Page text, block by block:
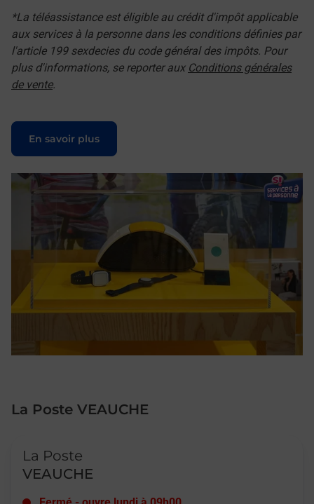
*La téléassistance est éligible au crédit d'impôt applicable
aux services à la personne dans les conditions définies par
l'article 199 sexdecies du code général des impôts. Pour
plus d'informations, se reporter aux Conditions générales
de vente.
En savoir plus
Le lien s'ouvre dans un nouvel onglet
La Poste VEAUCHE
La Poste
VEAUCHE